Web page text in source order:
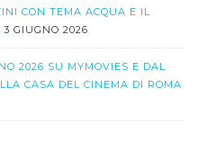
CON TEMA ACQUA E IL
3 GIUGNO 2026
2026 SU MYMOVIES E DAL
CASA DEL CINEMA DI ROMA